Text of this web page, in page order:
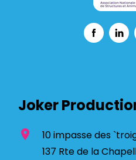
Joker
location_on
10 impasse des
137 Rte de la